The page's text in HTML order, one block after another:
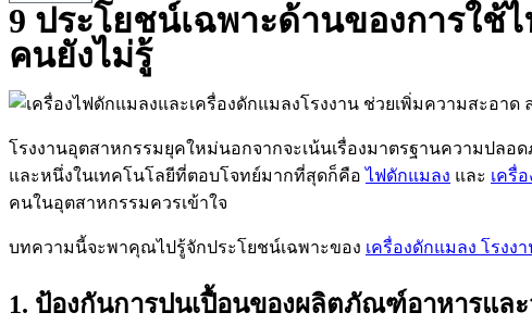
9 ประโยชน์เฉพาะด้านของการใช้
คนยังไม่รู้
โรงงานอุตสาหกรรมยุคใหม่นอกจากจะเน้นเรื่องมาตรฐานความปล
และหนึ่งในเทคโนโลยีที่ตอบโจทย์มากที่สุดก็คือไฟดักแมลง และ เครื่
คนในอุตสาหกรรมควรเข้าใจ
บทความนี้จะพาคุณไปรู้จักประโยชน์เฉพาะของ เครื่องดักแมลง โรงง
1. ป้องกันการปนเปื้อนของผลิตภัณฑ์อาหารแล